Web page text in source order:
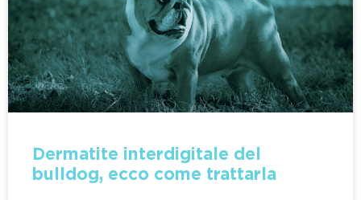
Dermatite interdigitale del
bulldog, ecco come trattarla